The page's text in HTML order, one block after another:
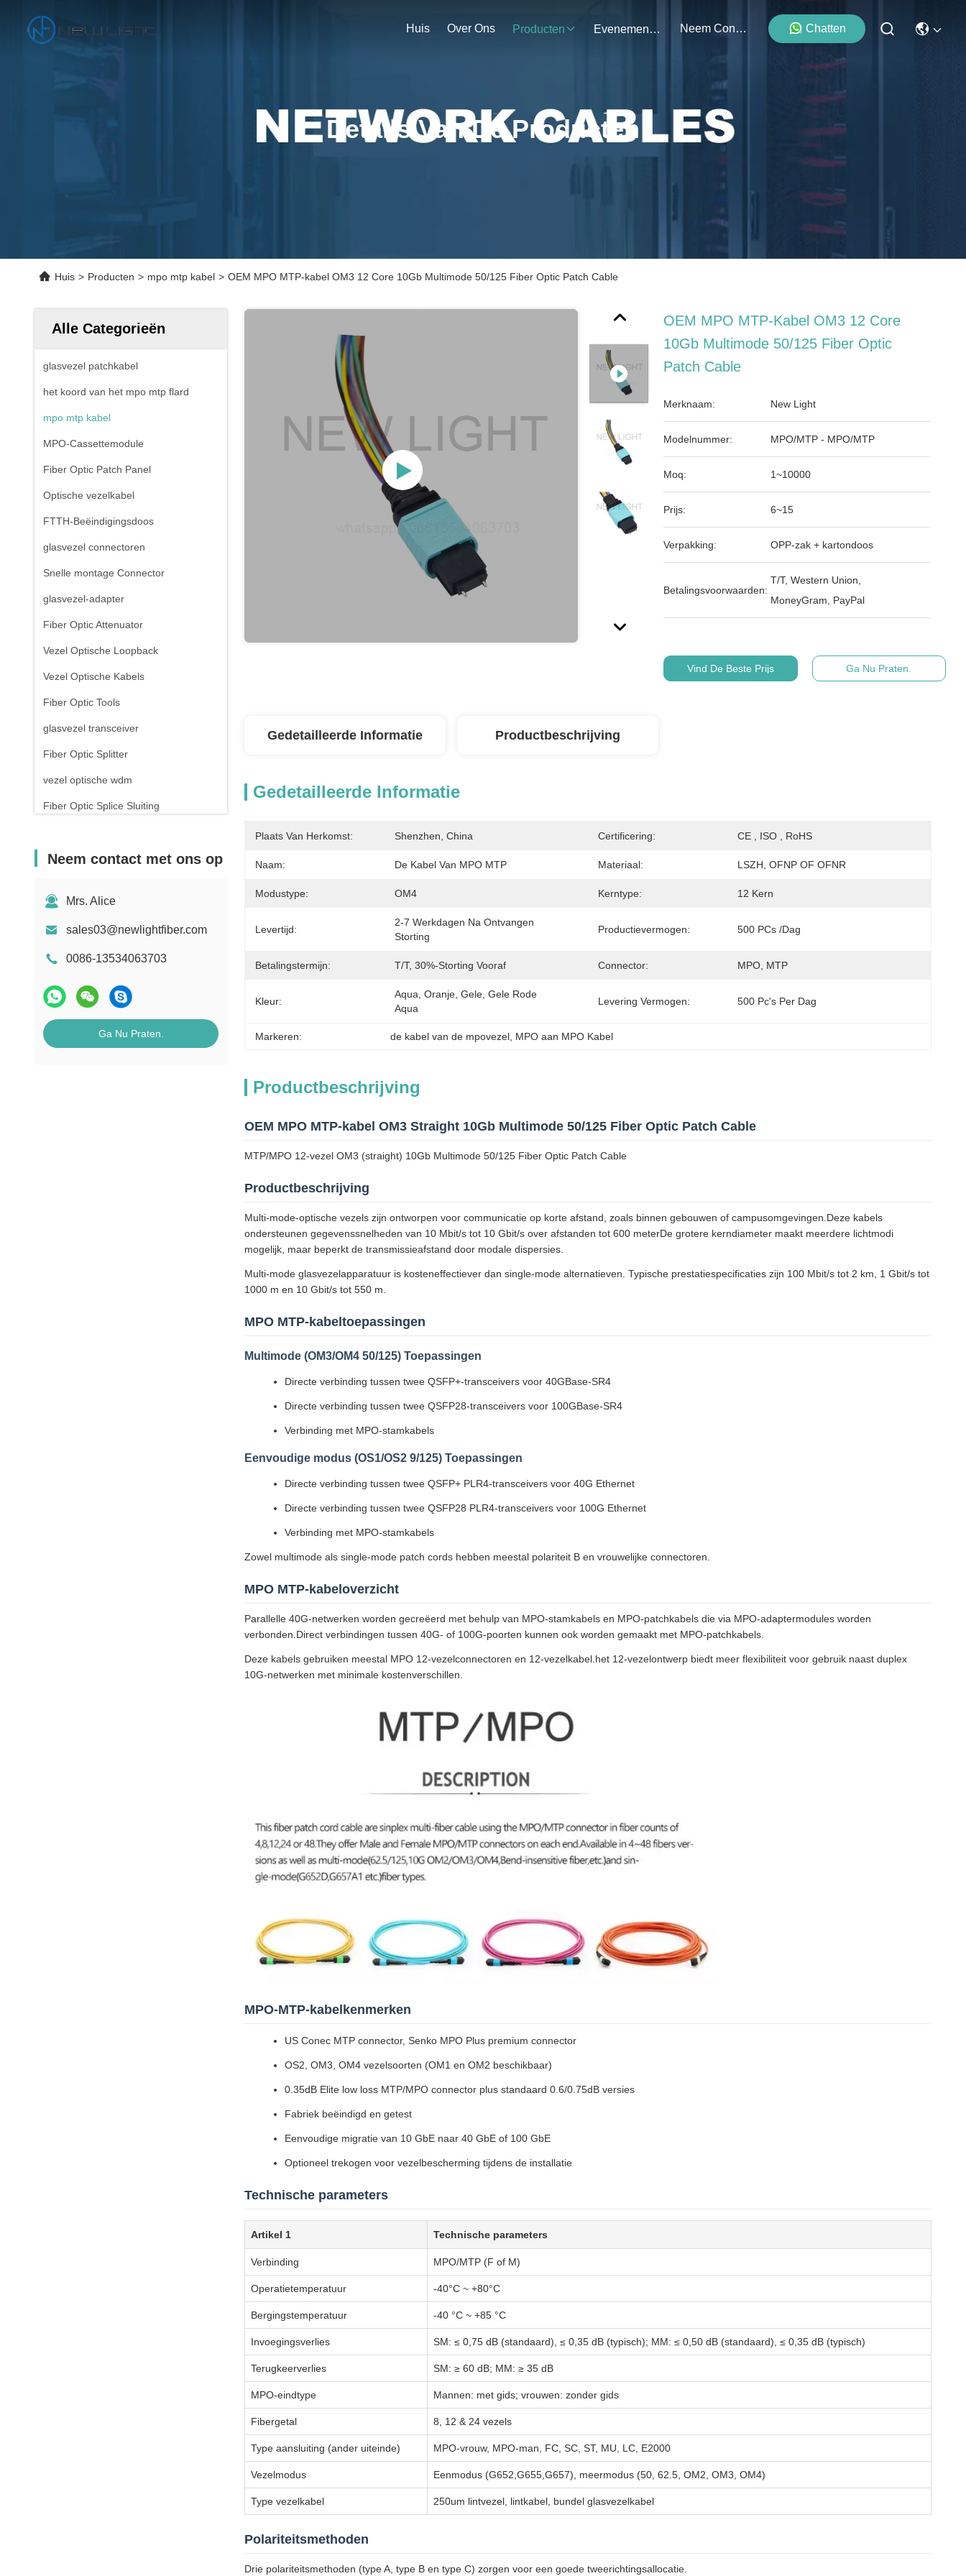
Huis Over Ons Producten Evenementen Neem Contact Met Ons Op Chatten
Details Van De Producten
Huis > Producten > mpo mtp kabel > OEM MPO MTP-kabel OM3 12 Core 10Gb Multimode 50/125 Fiber Optic Patch Cable
Alle Categorieën
glasvezel patchkabel
het koord van het mpo mtp flard
mpo mtp kabel
MPO-Cassettemodule
Fiber Optic Patch Panel
Optische vezelkabel
FTTH-Beëindigingsdoos
glasvezel connectoren
Snelle montage Connector
glasvezel-adapter
Fiber Optic Attenuator
Vezel Optische Loopback
Vezel Optische Kabels
Fiber Optic Tools
glasvezel transceiver
Fiber Optic Splitter
vezel optische wdm
Fiber Optic Splice Sluiting
Rj45 patch panel
Drone met glasvezel
Schakelaar en stopcontact
Neem contact met ons op
Mrs. Alice
sales03@newlightfiber.com
0086-13534063703
Ga Nu Praten.
OEM MPO MTP-Kabel OM3 12 Core
10Gb Multimode 50/125 Fiber Optic
Patch Cable
Merknaam: New Light
Modelnummer: MPO/MTP - MPO/MTP
Moq: 1~10000
Prijs: 6~15
Verpakking: OPP-zak + kartondoos
Betalingsvoorwaarden:
T/T, Western Union,
MoneyGram, PayPal
Vind De Beste Prijs Ga Nu Praten.
Gedetailleerde Informatie Productbeschrijving
Gedetailleerde Informatie
Plaats Van Herkomst: Shenzhen, China Certificering: CE , ISO , RoHS
Naam: De Kabel Van MPO MTP Materiaal: LSZH, OFNP OF OFNR
Modustype: OM4 Kerntype: 12 Kern
Levertijd:
2-7 Werkdagen Na Ontvangen
Storting
Productievermogen: 500 PCs /dag
Betalingstermijn: T/T, 30%-Storting Vooraf Connector: MPO, MTP
Kleur:
Aqua, Oranje, Gele, Gele Rode
Aqua
Levering Vermogen: 500 Pc's Per Dag
Markeren: de kabel van de mpovezel MPO aan MPO Kabel
Productbeschrijving
OEM MPO MTP-kabel OM3 Straight 10Gb Multimode 50/125 Fiber Optic Patch Cable
MTP/MPO 12-vezel OM3 (straight) 10Gb Multimode 50/125 Fiber Optic Patch Cable
Productbeschrijving
Multi-mode-optische vezels zijn ontworpen voor communicatie op korte afstand, zoals binnen gebouwen of campusomgevingen.Deze kabels
ondersteunen gegevenssnelheden van 10 Mbit/s tot 10 Gbit/s over afstanden tot 600 meterDe grotere kerndiameter maakt meerdere lichtmodi
mogelijk, maar beperkt de transmissieafstand door modale dispersies.
Multi-mode glasvezelapparatuur is kosteneffectiever dan single-mode alternatieven. Typische prestatiespecificaties zijn 100 Mbit/s tot 2 km, 1 Gbit/s tot
1000 m en 10 Gbit/s tot 550 m.
MPO MTP-kabeltoepassingen
Multimode (OM3/OM4 50/125) Toepassingen
Directe verbinding tussen twee QSFP+-transceivers voor 40GBase-SR4
Directe verbinding tussen twee QSFP28-transceivers voor 100GBase-SR4
Verbinding met MPO-stamkabels
Eenvoudige modus (OS1/OS2 9/125) Toepassingen
Directe verbinding tussen twee QSFP+ PLR4-transceivers voor 40G Ethernet
Directe verbinding tussen twee QSFP28 PLR4-transceivers voor 100G Ethernet
Verbinding met MPO-stamkabels
Zowel multimode als single-mode patch cords hebben meestal polariteit B en vrouwelijke connectoren.
MPO MTP-kabeloverzicht
Parallelle 40G-netwerken worden gecreëerd met behulp van MPO-stamkabels en MPO-patchkabels die via MPO-adaptermodules worden
verbonden.Direct verbindingen tussen 40G- of 100G-poorten kunnen ook worden gemaakt met MPO-patchkabels.
Deze kabels gebruiken meestal MPO 12-vezelconnectoren en 12-vezelkabel.het 12-vezelontwerp biedt meer flexibiliteit voor gebruik naast duplex
10G-netwerken met minimale kostenverschillen.
MPO-MTP-kabelkenmerken
US Conec MTP connector, Senko MPO Plus premium connector
OS2, OM3, OM4 vezelsoorten (OM1 en OM2 beschikbaar)
0.35dB Elite low loss MTP/MPO connector plus standaard 0.6/0.75dB versies
Fabriek beëindigd en getest
Eenvoudige migratie van 10 GbE naar 40 GbE of 100 GbE
Optioneel trekogen voor vezelbescherming tijdens de installatie
Technische parameters
Artikel 1 Technische parameters
Verbinding MPO/MTP (F of M)
Operatietemperatuur -40°C ~ +80°C
Bergingstemperatuur -40 °C ~ +85 °C
Invoegingsverlies SM: ≤ 0,75 dB (standaard), ≤ 0,35 dB (typisch); MM: ≤ 0,50 dB (standaard), ≤ 0,35 dB (typisch)
Terugkeerverlies SM: ≥ 60 dB; MM: ≥ 35 dB
MPO-eindtype Mannen: met gids; vrouwen: zonder gids
Fibergetal 8, 12 & 24 vezels
Type aansluiting (ander uiteinde) MPO-vrouw, MPO-man, FC, SC, ST, MU, LC, E2000
Vezelmodus Eenmodus (G652,G655,G657), meermodus (50, 62.5, OM2, OM3, OM4)
Type vezelkabel 250um lintvezel, lintkabel, bundel glasvezelkabel
Polariteitsmethoden
Drie polariteitsmethoden (type A, type B en type C) zorgen voor een goede tweerichtingsallocatie.